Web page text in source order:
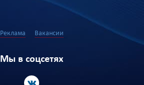
Реклама Вакансии
Мы в соцсетях